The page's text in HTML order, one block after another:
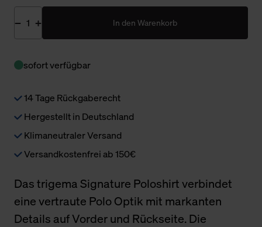
In den Warenkorb
sofort verfügbar
14 Tage Rückgaberecht
Hergestellt in Deutschland
Klimaneutraler Versand
Versandkostenfrei ab 150€
Das trigema Signature Poloshirt verbindet
eine vertraute Polo Optik mit markanten
Details auf Vorder und Rückseite. Die